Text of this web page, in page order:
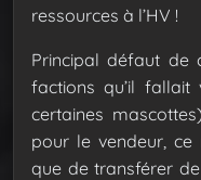
ressources à l’HV !
Principal défaut de
factions qu’il fallait
certaines
pour le vendeur,
que de transférer